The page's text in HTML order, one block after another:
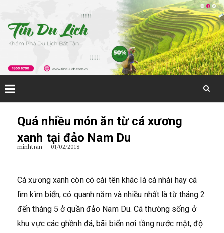
content
Quá nhiều món ăn từ cá xương
xanh tại đảo Nam Du
minhtran 01/02/2018
Cá xương xanh còn có cái tên khác là cá nhái hay cá
lìm kìm biển, có quanh năm và nhiều nhất là từ tháng 2
đến tháng 5 ở quần đảo Nam Du. Cá thường sống ở
khu vực các ghềnh đá, bãi biển nơi tầng nước mặt, độ